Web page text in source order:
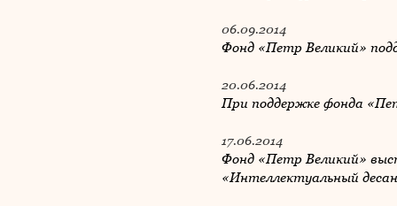
06.09.2014
Фонд «Петр Великий»
20.06.2014
При поддержке фонда
17.06.2014
Фонд «Петр Великий»
«Интеллектуальный